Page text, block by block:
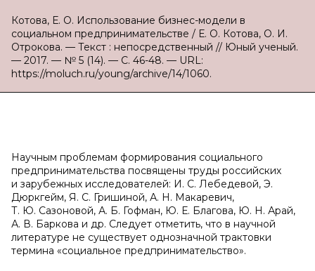
Котова, Е. О. Использование бизнес-модели в
социальном предпринимательстве / Е. О. Котова, О. И.
Отрокова. — Текст : непосредственный // Юный ученый.
— 2017. — № 5 (14). — С. 46-48. — URL:
https://moluch.ru/young/archive/14/1060.
Научным проблемам формирования социального
предпринимательства посвящены труды российских
и зарубежных исследователей: И. С. Лебедевой, Э.
Дюркгейм, Я. С. Гришиной, А. Н. Макаревич,
Т. Ю. Сазоновой, А. Б. Гофман, Ю. Е. Благова, Ю. Н. Арай,
А. В. Баркова и др. Следует отметить, что в научной
литературе не существует однозначной трактовки
термина «социальное предпринимательство».